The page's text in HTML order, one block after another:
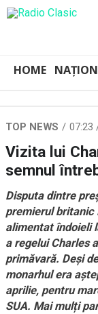
HOME
TOP NEWS 07:23
Vizita lui
semnul
Disputa dintre
premierul britanic
alimentat îndoieli
a regelui Charles
primăvară. Deși
monarhul era
aprilie, pentru
SUA. Mai mulți